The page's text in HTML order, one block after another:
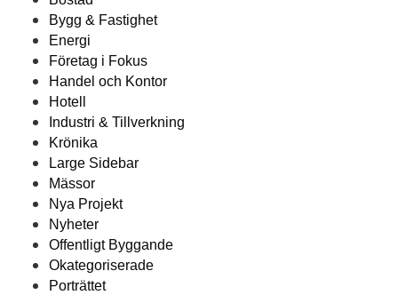
Bygg & Fastighet
Energi
Företag i Fokus
Handel och Kontor
Hotell
Industri & Tillverkning
Krönika
Large Sidebar
Mässor
Nya Projekt
Nyheter
Offentligt Byggande
Okategoriserade
Porträttet